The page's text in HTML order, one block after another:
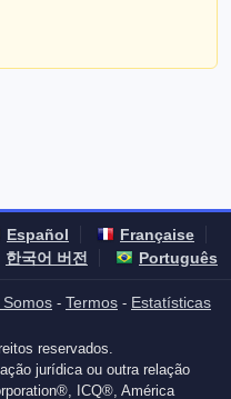
Español
Française
한국어 버전 Português
- Termos - Estatísticas
reservados.
jurídica ou outra relação
ICQ®, América